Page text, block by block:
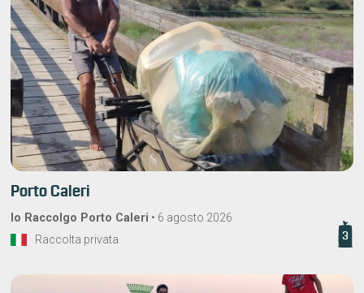
Porto Caleri
Io Raccolgo Porto Caleri • 6 agosto 2026
Raccolta privata
3